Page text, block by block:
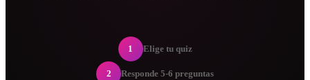
1 Elige tu quiz
2 Responde 5-6 preguntas